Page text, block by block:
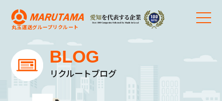
丸玉運送グループリクルート
BLOG
リクルートブログ